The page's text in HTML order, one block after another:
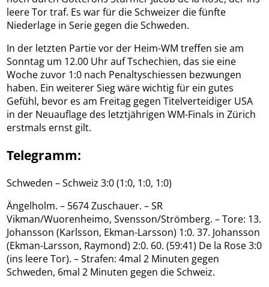
leere Tor traf. Es war für die Schweizer die fünfte
Niederlage in Serie gegen die Schweden.
In der letzten Partie vor der Heim-WM treffen sie am
Sonntag um 12.00 Uhr auf Tschechien, das sie eine
Woche zuvor 1:0 nach Penaltyschiessen bezwungen
haben. Ein weiterer Sieg wäre wichtig für ein gutes
Gefühl, bevor es am Freitag gegen Titelverteidiger USA
in der Neuauflage des letztjährigen WM-Finals in Zürich
erstmals ernst gilt.
Telegramm:
Schweden – Schweiz 3:0 (1:0, 1:0, 1:0)
Ängelholm. – 5674 Zuschauer. – SR
Vikman/Wuorenheimo, Svensson/Strömberg. – Tore: 13.
Johansson (Karlsson, Ekman-Larsson) 1:0. 37. Johansson
(Ekman-Larsson, Raymond) 2:0. 60. (59:41) De la Rose 3:0
(ins leere Tor). – Strafen: 4mal 2 Minuten gegen
Schweden, 6mal 2 Minuten gegen die Schweiz.